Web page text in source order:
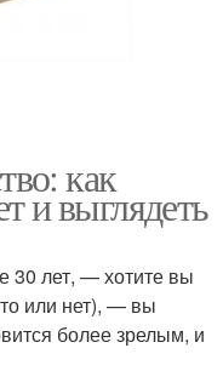
как
и выглядеть
30 лет, — хотите вы
или нет), — вы
более зрелым, и